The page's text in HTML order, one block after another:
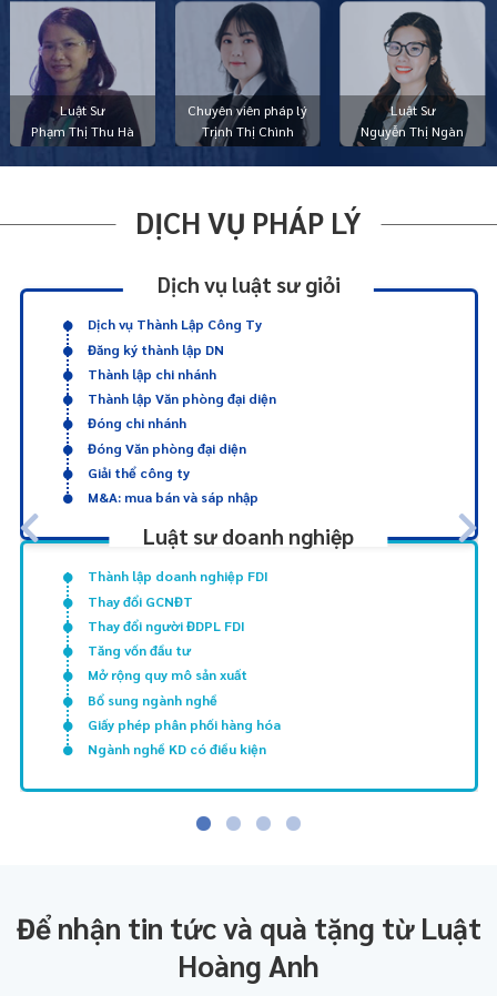
Luật Sư
Phạm Thị Thu Hà
Chuyên viên pháp lý
Trịnh Thị Chình
Luật Sư
Nguyễn Thị Ngàn
DỊCH VỤ PHÁP LÝ
Dịch vụ luật sư giỏi
Dịch vụ Thành Lập Công Ty
Đăng ký thành lập DN
Thành lập chi nhánh
Thành lập Văn phòng đại diện
Đóng chi nhánh
Đóng Văn phòng đại diện
Giải thể công ty
M&A: mua bán và sáp nhập
Luật sư doanh nghiệp
Thành lập doanh nghiệp FDI
Thay đổi GCNĐT
Thay đổi người ĐDPL FDI
Tăng vốn đầu tư
Mở rộng quy mô sản xuất
Bổ sung ngành nghề
Giấy phép phân phối hàng hóa
Ngành nghề KD có điều kiện
Để nhận tin tức và quà tặng từ Luật
Hoàng Anh